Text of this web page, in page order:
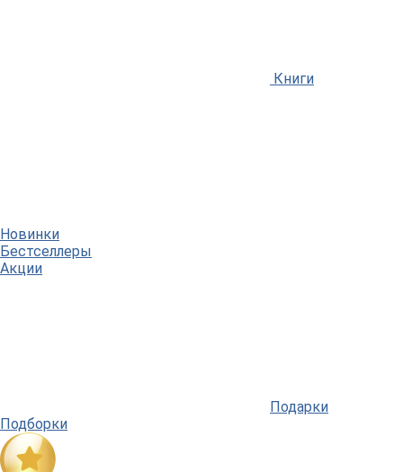
Книги
Новинки
Бестселлеры
Акции
Подарки
Подборки